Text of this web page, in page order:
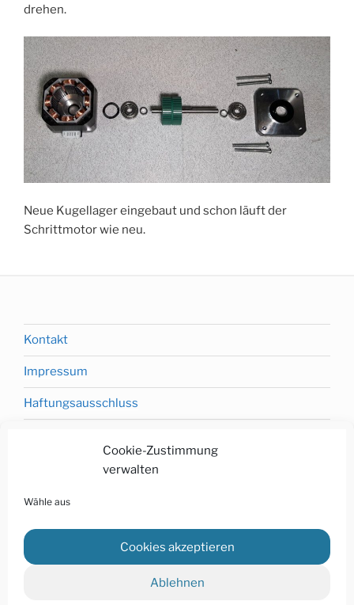
Cookie-Zustimmung
verwalten
Wähle aus
Cookies akzeptieren
Ablehnen
drehen.
Neue Kugellager eingebaut und schon läuft der
Schrittmotor wie neu.
Kontakt
Impressum
Haftungsausschluss
Datenschutzerklärung
Cookie-Richtlinie (EU)
Sitemap